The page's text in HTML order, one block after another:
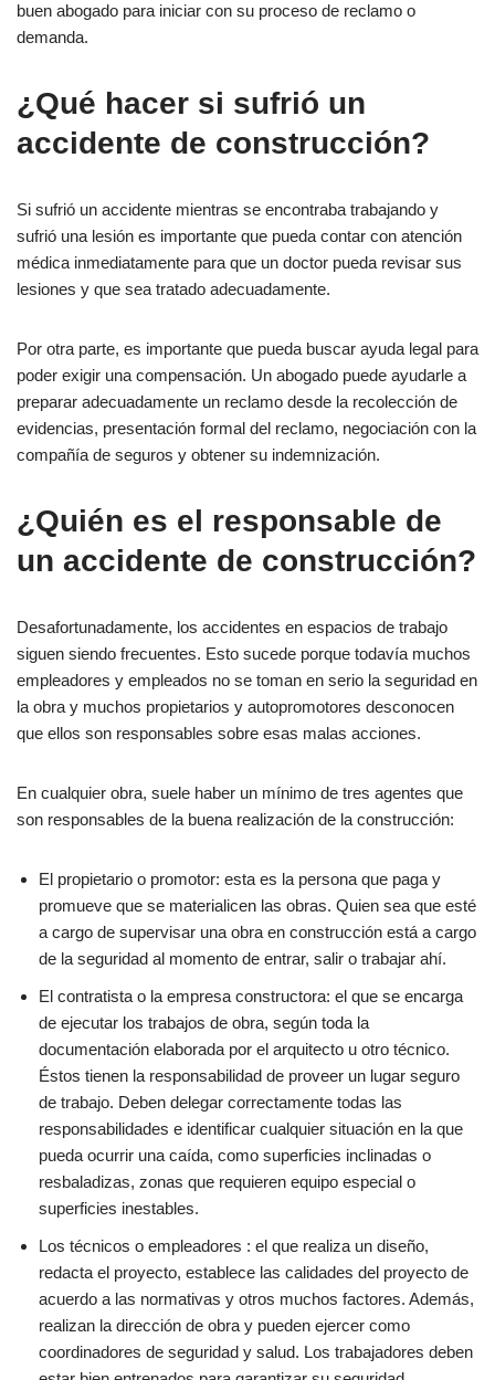
buen abogado para iniciar con su proceso de reclamo o
demanda.
¿Qué hacer si sufrió un
accidente de construcción?
Si sufrió un accidente mientras se encontraba trabajando y
sufrió una lesión es importante que pueda contar con atención
médica inmediatamente para que un doctor pueda revisar sus
lesiones y que sea tratado adecuadamente.
Por otra parte, es importante que pueda buscar ayuda legal para
poder exigir una compensación. Un abogado puede ayudarle a
preparar adecuadamente un reclamo desde la recolección de
evidencias, presentación formal del reclamo, negociación con la
compañía de seguros y obtener su indemnización.
¿Quién es el responsable de
un accidente de construcción?
Desafortunadamente, los accidentes en espacios de trabajo
siguen siendo frecuentes. Esto sucede porque todavía muchos
empleadores y empleados no se toman en serio la seguridad en
la obra y muchos propietarios y autopromotores desconocen
que ellos son responsables sobre esas malas acciones.
En cualquier obra, suele haber un mínimo de tres agentes que
son responsables de la buena realización de la construcción:
El propietario o promotor: esta es la persona que paga y
promueve que se materialicen las obras. Quien sea que esté
a cargo de supervisar una obra en construcción está a cargo
de la seguridad al momento de entrar, salir o trabajar ahí.
El contratista o la empresa constructora: el que se encarga
de ejecutar los trabajos de obra, según toda la
documentación elaborada por el arquitecto u otro técnico.
Éstos tienen la responsabilidad de proveer un lugar seguro
de trabajo. Deben delegar correctamente todas las
responsabilidades e identificar cualquier situación en la que
pueda ocurrir una caída, como superficies inclinadas o
resbaladizas, zonas que requieren equipo especial o
superficies inestables.
Los técnicos o empleadores : el que realiza un diseño,
redacta el proyecto, establece las calidades del proyecto de
acuerdo a las normativas y otros muchos factores. Además,
realizan la dirección de obra y pueden ejercer como
coordinadores de seguridad y salud. Los trabajadores deben